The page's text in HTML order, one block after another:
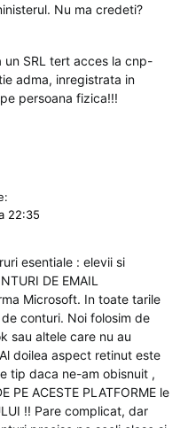
Nu ma credeti?
un SRL tert acces la cnp-
adma, inregistrata in
persoana fizica!!!
22:35
esentiale : elevii si
DE EMAIL
Microsoft. In toate tarile
conturi. Noi folosim de
sau altele care nu au
doilea aspect retinut este
tip daca ne-am obisnuit ,
PE ACESTE PLATFORME le
!! Pare complicat, dar